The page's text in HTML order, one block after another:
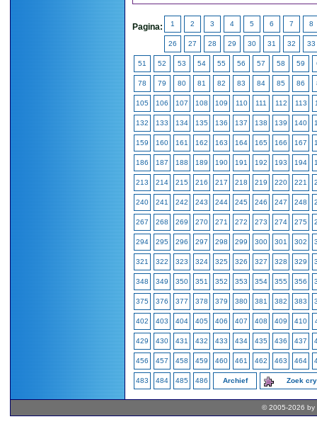
Pagina: 1 2 3 4 5 6 7 8
26 27 28 29 30 31 32 33
51 52 53 54 55 56 57 58 59
78 79 80 81 82 83 84 85 86
105 106 107 108 109 110 111 112 113
132 133 134 135 136 137 138 139 140
159 160 161 162 163 164 165 166 167
186 187 188 189 190 191 192 193 194
213 214 215 216 217 218 219 220 221
240 241 242 243 244 245 246 247 248
267 268 269 270 271 272 273 274 275
294 295 296 297 298 299 300 301 302
321 322 323 324 325 326 327 328 329
348 349 350 351 352 353 354 355 356
375 376 377 378 379 380 381 382 383
402 403 404 405 406 407 408 409 410
429 430 431 432 433 434 435 436 437
456 457 458 459 460 461 462 463 464
483 484 485 486 Archief Zoek
© 2005-2026 by